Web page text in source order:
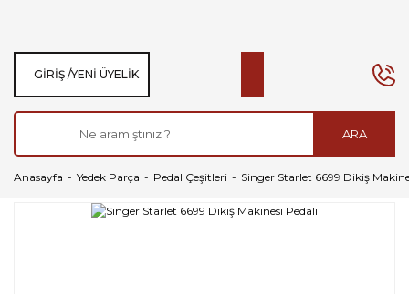
ARA
GIRIŞ /YENI ÜYELIK
Anasayfa Yedek Parça Pedal Çeşitleri Singer Starlet 6699 Dikiş